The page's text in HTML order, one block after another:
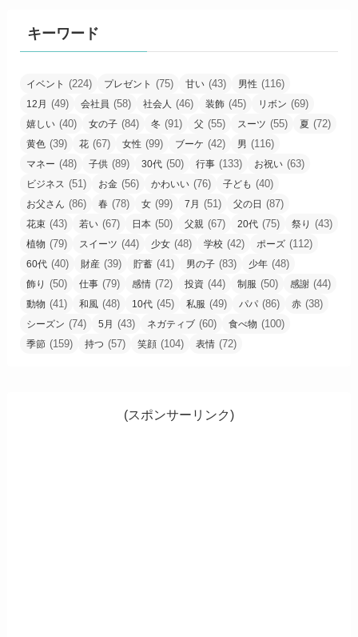
キーワード
イベント (224) プレゼント (75) 甘い (43) 男性 (116)
12月 (49) 会社員 (58) 社会人 (46) 装飾 (45) リボン (69)
嬉しい (40) 女の子 (84) 冬 (91) 父 (55) スーツ (55) 夏 (72)
黄色 (39) 花 (67) 女性 (99) ブーケ (42) 男 (116)
マネー (48) 子供 (89) 30代 (50) 行事 (133) お祝い (63)
ビジネス (51) お金 (56) かわいい (76) 子ども (40)
お父さん (86) 春 (78) 女 (99) 7月 (51) 父の日 (87)
花束 (43) 若い (67) 日本 (50) 父親 (67) 20代 (75) 祭り (43)
植物 (79) スイーツ (44) 少女 (48) 学校 (42) ポーズ (112)
60代 (40) 財産 (39) 貯蓄 (41) 男の子 (83) 少年 (48)
飾り (50) 仕事 (79) 感情 (72) 投資 (44) 制服 (50) 感謝 (44)
動物 (41) 和風 (48) 10代 (45) 私服 (49) パパ (86) 赤 (38)
シーズン (74) 5月 (43) ネガティブ (60) 食べ物 (100)
季節 (159) 持つ (57) 笑顔 (104) 表情 (72)
(スポンサーリンク)